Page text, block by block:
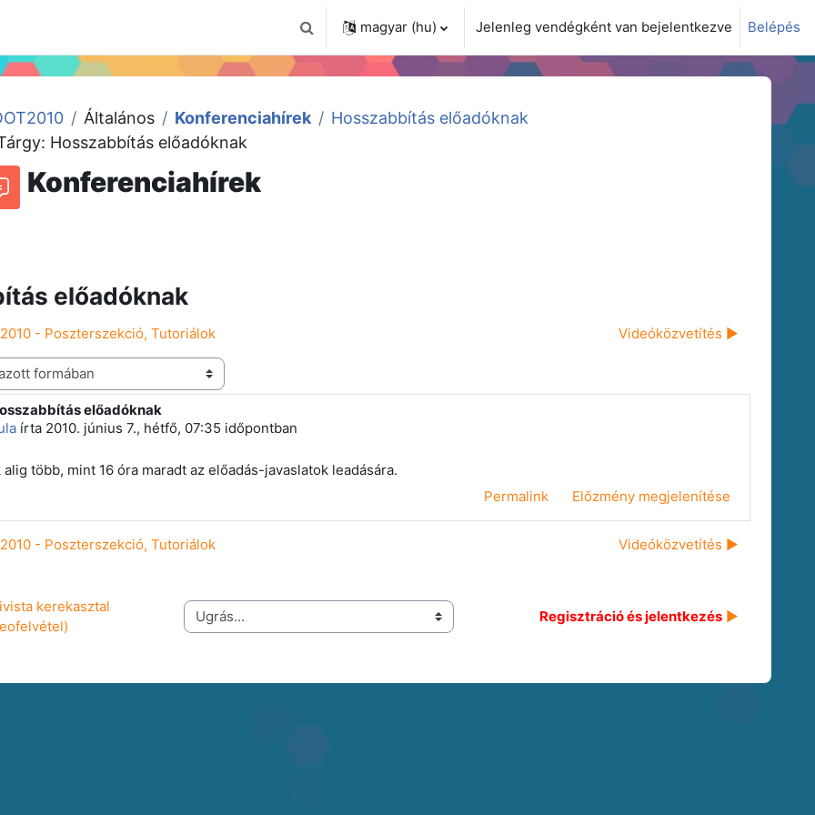
Keresési bemeneti adatok váltása
magyar ‎(hu)‎ Jelenleg vendégként van bejelentkezve Belépés
Általános Konferenciahírek
Hosszabbítás előadóknak
Hosszabbítás előadóknak
Konferenciahírek
előadóknak
- Poszterszekció, Tutoriálok Videóközvetítés ▶︎
előadóknak
írta 2010. június 7., hétfő, 07:35 időpontban
0
alig több, mint 16 óra maradt az előadás-javaslatok leadására.
Permalink
Előzmény megjelenítése
- Poszterszekció, Tutoriálok Videóközvetítés ▶︎
kerekasztal
Ugrás... Regisztráció és jelentkezés ▶︎